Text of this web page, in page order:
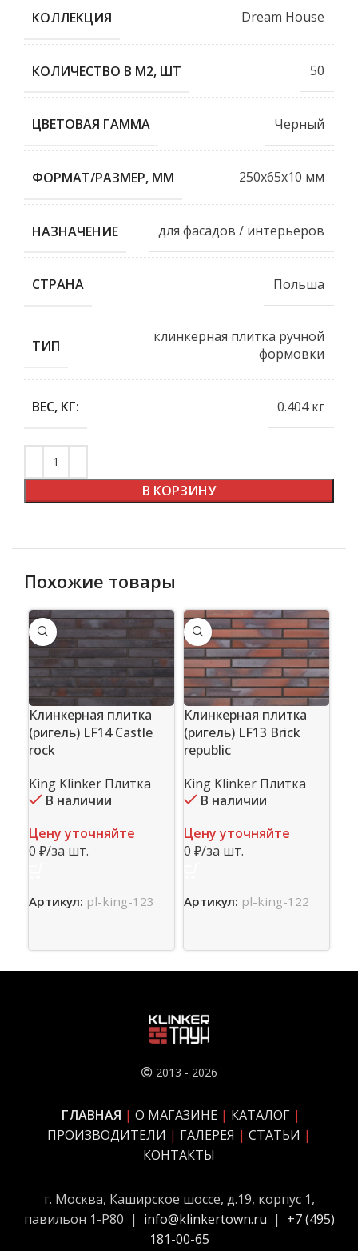
КОЛЛЕКЦИЯ Dream House
КОЛИЧЕСТВО В М2, ШТ 50
ЦВЕТОВАЯ ГАММА Черный
ФОРМАТ/РАЗМЕР, ММ 250x65x10 мм
НАЗНАЧЕНИЕ для фасадов / интерьеров
СТРАНА Польша
ТИП
клинкерная плитка ручной
формовки
ВЕС, КГ: 0.404 кг
В КОРЗИНУ
Похожие товары
Клинкерная плитка
(ригель) LF14 Castle
rock
King Klinker Плитка
В наличии
Цену уточняйте
0 ₽/за шт.
Артикул: pl-king-123
Клинкерная плитка
(ригель) LF13 Brick
republic
King Klinker Плитка
В наличии
Цену уточняйте
0 ₽/за шт.
Артикул: pl-king-122
2013 - 2026
ГЛАВНАЯ | О МАГАЗИНЕ| КАТАЛОГ|
ПРОИЗВОДИТЕЛИ | ГАЛЕРЕЯ | СТАТЬИ |
КОНТАКТЫ
г. Москва, Каширское шоссе, д.19, корпус 1,
павильон 1-Р80 | info@klinkertown.ru | +7 (495)
181-00-65